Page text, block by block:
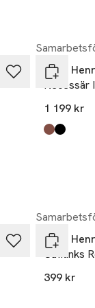
John
Necessär
1 199 kr
Produkten
chestnut
black
John
Cufflinks
399 kr